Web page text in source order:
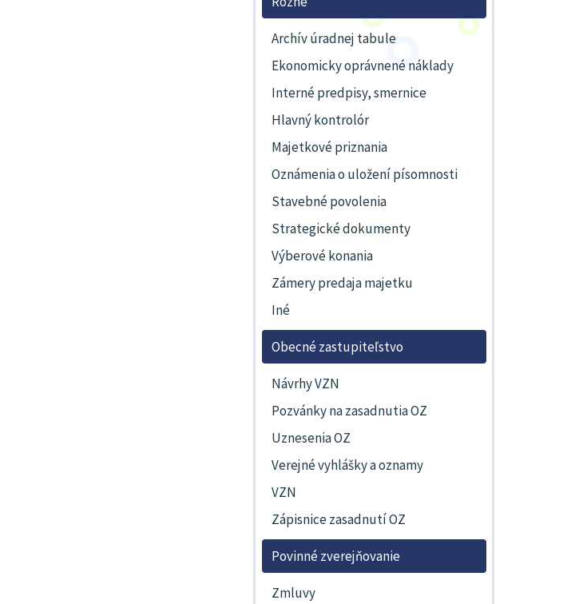
Archív úradnej tabule
Ekonomicky oprávnené náklady
Interné predpisy, smernice
Hlavný kontrolór
Majetkové priznania
Oznámenia o uložení písomnosti
Stavebné povolenia
Strategické dokumenty
Výberové konania
Zámery predaja majetku
Iné
Obecné zastupiteľstvo
Návrhy VZN
Pozvánky na zasadnutia OZ
Uznesenia OZ
Verejné vyhlášky a oznamy
VZN
Zápisnice zasadnutí OZ
Povinné zverejňovanie
Zmluvy